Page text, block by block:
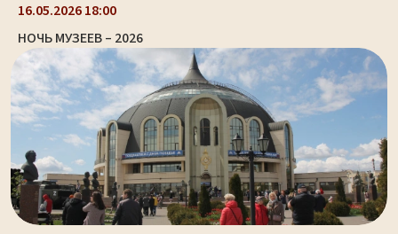
16.05.2026 18:00
НОЧЬ МУЗЕЕВ – 2026